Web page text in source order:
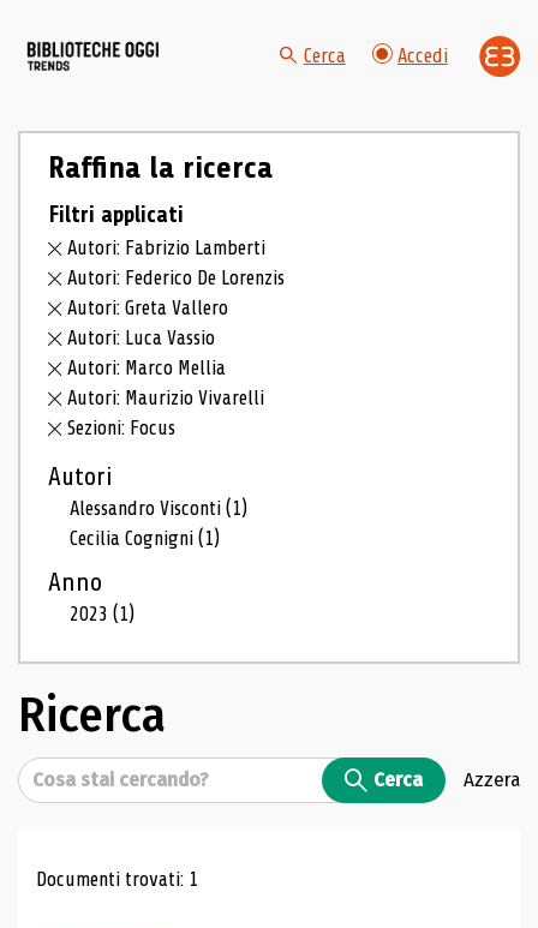
Cerca Accedi
Raffina la ricerca
Filtri applicati
Autori: Fabrizio Lamberti
Autori: Federico De Lorenzis
Autori: Greta Vallero
Autori: Luca Vassio
Autori: Marco Mellia
Autori: Maurizio Vivarelli
Sezioni: Focus
Autori
Alessandro Visconti(1)
Cecilia Cognigni(1)
Anno
2023(1)
Ricerca
Cerca Cerca Azzera
Risultati di ricerca
Documenti trovati: 1